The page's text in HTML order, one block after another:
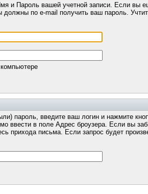
и Пароль вашей учетной записи. Если вы
должны по e-mail получить ваш пароль.
пароль, введите ваш логин и нажмите
ввести в поле Адрес броузера. Если вы
прихода письма. Если запрос будет